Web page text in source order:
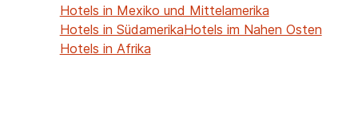
Hotels in Mexiko und Mittelamerika
Hotels in SüdamerikaHotels im Nahen Osten
Hotels in Afrika